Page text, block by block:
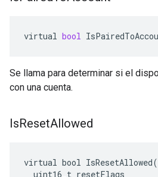
virtual bool
Se llama para determinar si el
con una cuenta.
IsResetAllowed
virtual bool IsResetAllowed(
  uint16_t resetFlags